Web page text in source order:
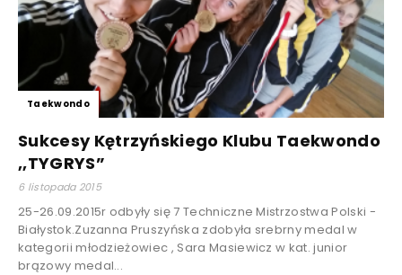
Taekwondo
Sukcesy Kętrzyńskiego Klubu Taekwondo
,,TYGRYS”
6 listopada 2015
25-26.09.2015r odbyły się 7 Techniczne Mistrzostwa Polski -
Białystok.Zuzanna Pruszyńska zdobyła srebrny medal w
kategorii młodzieżowiec , Sara Masiewicz w kat. junior
brązowy medal...